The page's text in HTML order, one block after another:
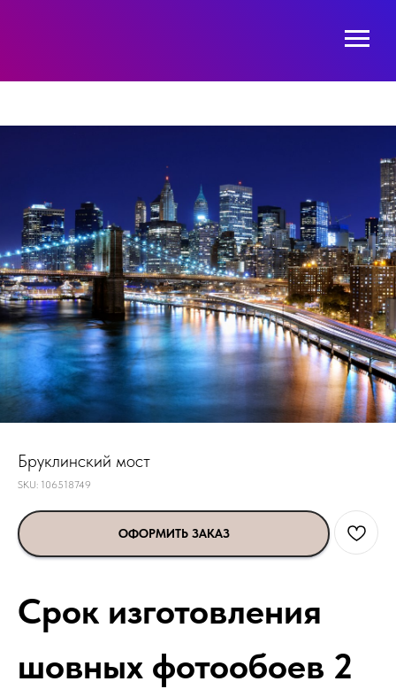
Бруклинский мост
SKU: 106518749
ОФОРМИТЬ ЗАКАЗ
Срок изготовления
шовных фотообоев 2